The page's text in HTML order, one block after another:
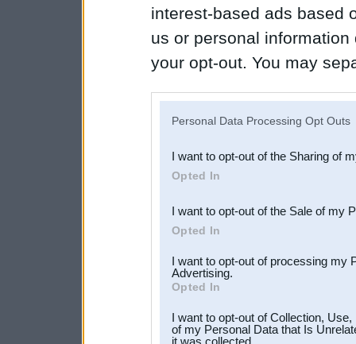
interest-based ads based
us or personal
your opt-out. You may
Downstream Participants
third parties.
Personal Data Processing Opt Outs
I want to opt-out of the Sharing of
Opted In
I want to opt-out of the Sale of my
Opted In
I want to opt-out of processing my
Advertising.
Opted In
I want to opt-out of Collection,
of my Personal Data that Is
it was collected.